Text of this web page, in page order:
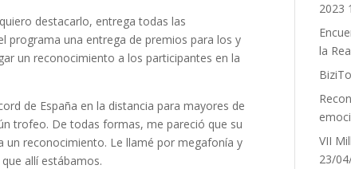
destacarlo, entrega todas las
programa una entrega de premios para los y
un reconocimiento a los participantes en la
de España en la distancia para mayores de
trofeo. De todas formas, me pareció que su
un reconocimiento. Le llamé por megafonía y
allí estábamos.
2023
la
VII
23/